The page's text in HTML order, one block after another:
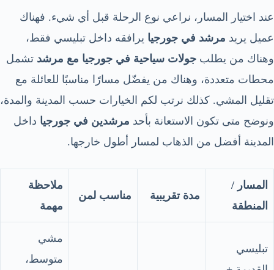
عند اختيار المسار، نراعي نوع الرحلة قبل أي شيء. فهناك
عميل يريد مرشد في جورجيا يرافقه داخل تبليسي فقط،
وهناك من يطلب جولات سياحية في جورجيا مع مرشد تشمل
محطات متعددة، وهناك من يفضّل مسارًا مناسبًا للعائلة مع
تقليل المشي. كذلك نرتب لكم الخيارات حسب المدينة والمدة،
ونوضح متى تكون الاستعانة بأحد مرشدين في جورجيا داخل
المدينة أفضل من الذهاب لمسار أطول خارجها.
المسار /
المنطقة
مدة تقريبية مناسب لمن
ملاحظة
مهمة
تبليسي
مشي
متوسط،